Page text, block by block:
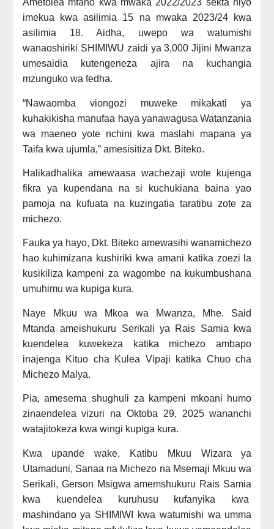
Ametolea mfano kwa mwaka 2022/2023 sekta hiyo
imekua kwa asilimia 15 na mwaka 2023/24 kwa
asilimia 18. Aidha, uwepo wa watumishi
wanaoshiriki SHIMIWU zaidi ya 3,000 Jijini Mwanza
umesaidia kutengeneza ajira na kuchangia
mzunguko wa fedha.
“Nawaomba viongozi muweke mikakati ya
kuhakikisha manufaa haya yanawagusa Watanzania
wa maeneo yote nchini kwa maslahi mapana ya
Taifa kwa ujumla,” amesisitiza Dkt. Biteko.
Halikadhalika amewaasa wachezaji wote kujenga
fikra ya kupendana na si kuchukiana baina yao
pamoja na kufuata na kuzingatia taratibu zote za
michezo.
Fauka ya hayo, Dkt. Biteko amewasihi wanamichezo
hao kuhimizana kushiriki kwa amani katika zoezi la
kusikiliza kampeni za wagombe na kukumbushana
umuhimu wa kupiga kura.
Naye Mkuu wa Mkoa wa Mwanza, Mhe. Said
Mtanda ameishukuru Serikali ya Rais Samia kwa
kuendelea kuwekeza katika michezo ambapo
inajenga Kituo cha Kulea Vipaji katika Chuo cha
Michezo Malya.
Pia, amesema shughuli za kampeni mkoani humo
zinaendelea vizuri na Oktoba 29, 2025 wananchi
watajitokeza kwa wingi kupiga kura.
Kwa upande wake, Katibu Mkuu Wizara ya
Utamaduni, Sanaa na Michezo na Msemaji Mkuu wa
Serikali, Gerson Msigwa amemshukuru Rais Samia
kwa kuendelea kuruhusu kufanyika kwa
mashindano ya SHIMIWI kwa watumishi wa umma